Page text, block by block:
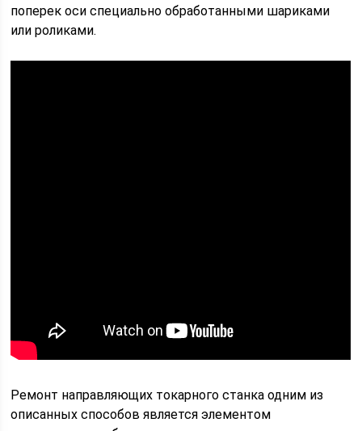
поперек оси специально обработанными шариками
или роликами.
Ремонт направляющих токарного станка одним из
описанных способов является элементом